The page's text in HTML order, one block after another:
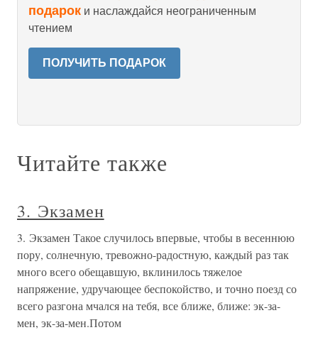
подарок и наслаждайся неограниченным
чтением
ПОЛУЧИТЬ ПОДАРОК
Читайте также
3. Экзамен
3. Экзамен Такое случилось впервые, чтобы в весеннюю
пору, солнечную, тревожно-радостную, каждый раз так
много всего обещавшую, вклинилось тяжелое
напряжение, удручающее беспокойство, и точно поезд со
всего разгона мчался на тебя, все ближе, ближе: эк-за-
мен, эк-за-мен.Потом